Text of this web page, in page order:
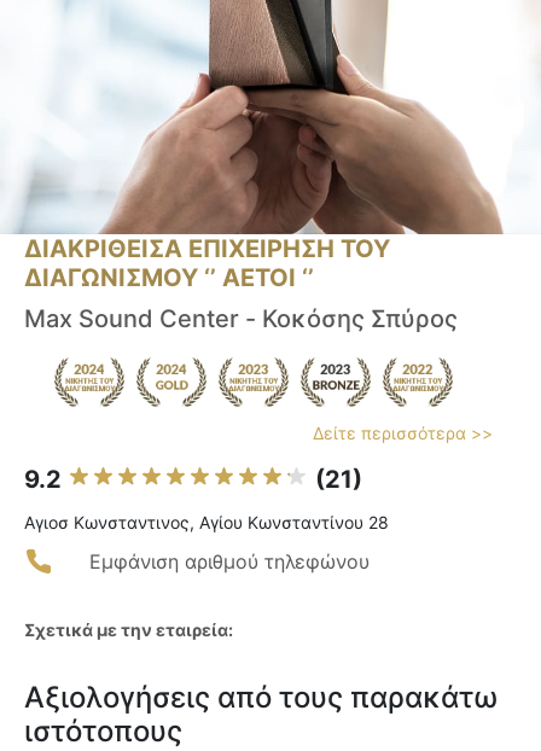
ΔΙΑΚΡΙΘΕΙΣΑ ΕΠΙΧΕΙΡΗΣΗ ΤΟΥ
ΔΙΑΓΩΝΙΣΜΟΥ ‘’ ΑΕΤΟΙ ‘’
Max Sound Center - Κοκόσης Σπύρος
Δείτε περισσότερα >>
9.2 (21)
Αγιοσ Κωνσταντινος, Αγίου Κωνσταντίνου 28
Εμφάνιση αριθμού τηλεφώνου
Σχετικά με την εταιρεία:
Αξιολογήσεις από τους παρακάτω
ιστότοπους